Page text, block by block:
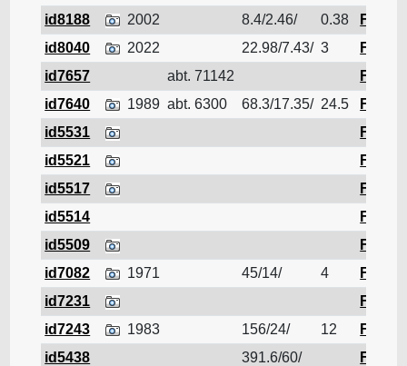
id8188
2002 8.4/2.46/ 0.38
id8040
2022 22.98/7.43/ 3
id7657
abt. 71142
id7640
1989 abt. 6300 68.3/17.35/ 24.5
id5531
id5521
id5517
id5514
id5509
id7082
1971 45/14/ 4
id7231
id7243
1983 156/24/ 12
id5438
391.6/60/